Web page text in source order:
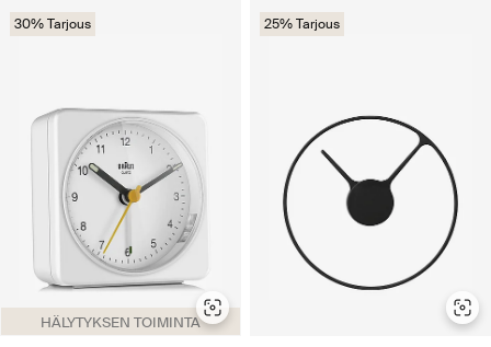
HÄLYTYKSEN TOIMINTA
30% Tarjous 25% Tarjous